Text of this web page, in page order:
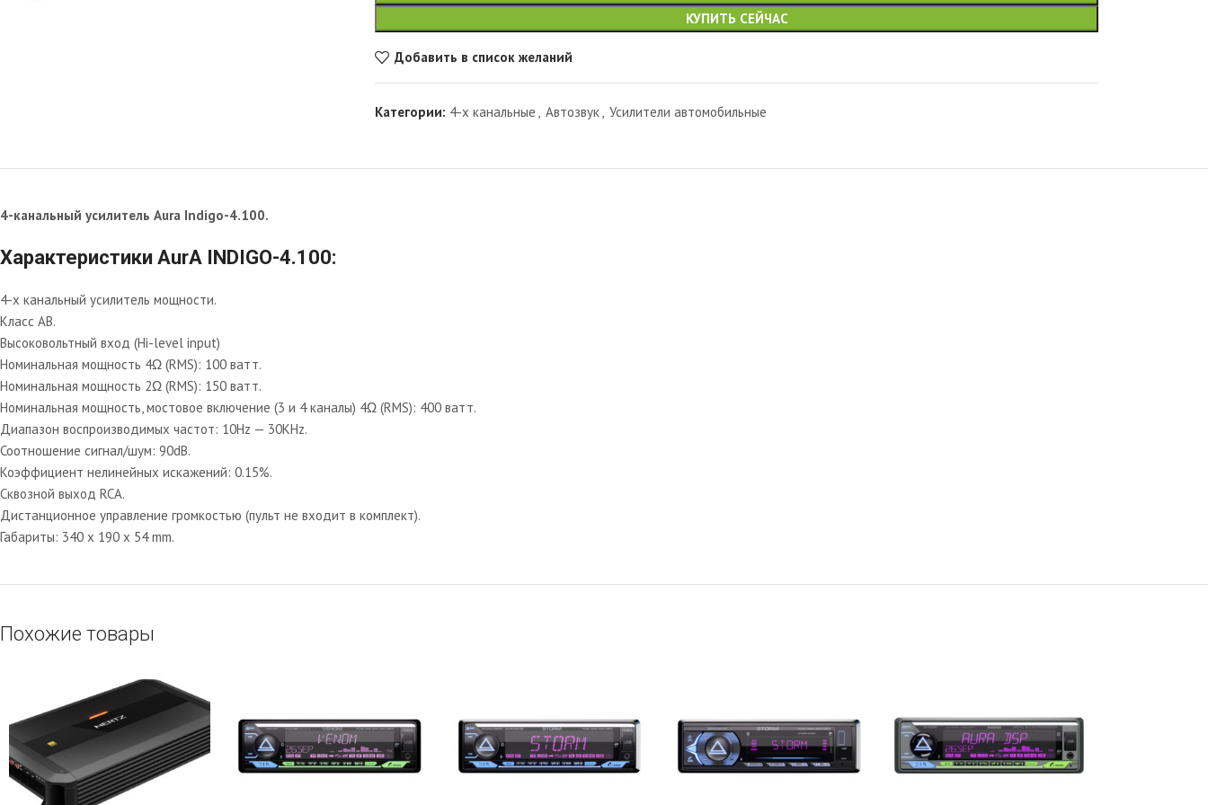
КУПИТЬ СЕЙЧАС
Добавить в список желаний
Категории: 4-х канальные Автозвук Усилители автомобильные
4-канальный усилитель Aura Indigo-4.100.
Характеристики AurA INDIGO-4.100:
4-х канальный усилитель мощности.
Класс АВ.
Высоковольтный вход (Hi-level input)
Номинальная мощность 4Ω (RMS): 100 ватт.
Номинальная мощность 2Ω (RMS): 150 ватт.
Номинальная мощность, мостовое включение (3 и 4 каналы) 4Ω (RMS): 400 ватт.
Диапазон воспроизводимых частот: 10Hz — 30KHz.
Соотношение сигнал/шум: 90dB.
Коэффициент нелинейных искажений: 0.15%.
Сквозной выход RCA.
Дистанционное управление громкостью (пульт не входит в комплект).
Габариты: 340 х 190 х 54 mm.
Похожие товары